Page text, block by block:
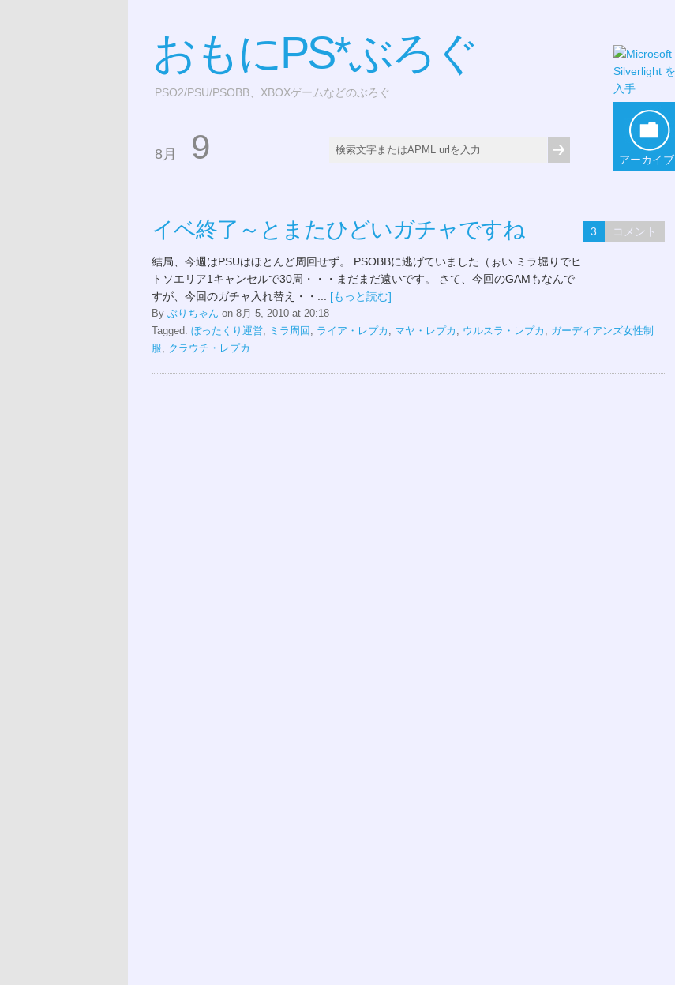
おもにPS*ぶろぐ
PSO2/PSU/PSOBB、XBOXゲームなどのぶろぐ
8月 9 アーカイブ
イベ終了～とまたひどいガチャですね 3 コメント
結局、今週はPSUはほとんど周回せず。 PSOBBに逃げていました（ぉい ミラ堀りでヒ
トソエリア1キャンセルで30周・・・まだまだ遠いです。 さて、今回のGAMもなんで
すが、今回のガチャ入れ替え・・... [もっと読む]
By ぶりちゃん on 8月 5, 2010 at 20:18
Tagged: ぼったくり運営, ミラ周回 , ライア・レプカ , マヤ・レプカ , ウルスラ・レプカ , ガーディアンズ女性制
服, クラウチ・レプカ